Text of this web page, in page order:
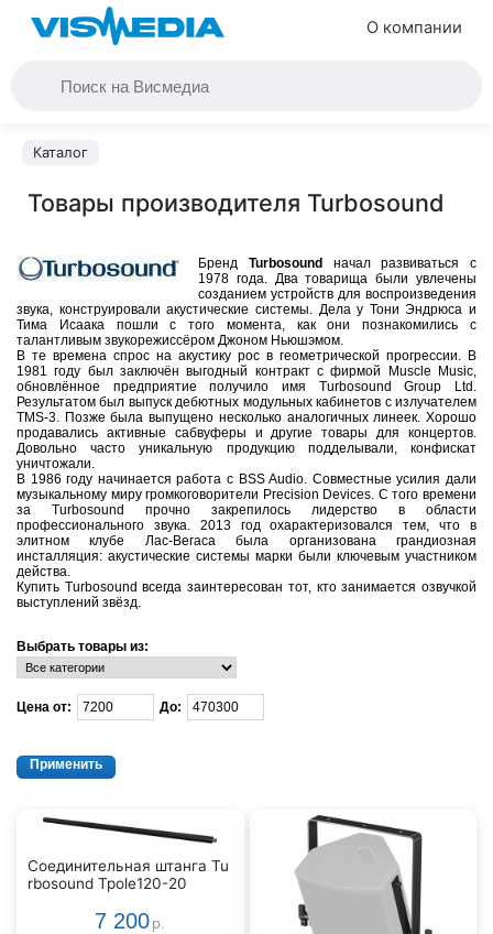
О компании
Каталог
Товары производителя Turbosound
Бренд Turbosound начал развиваться с
1978 года. Два товарища были увлечены
созданием устройств для воспроизведения
звука, конструировали акустические системы. Дела у Тони Эндрюса и
Тима Исаака пошли с того момента, как они познакомились с
талантливым звукорежиссёром Джоном Ньюшэмом.
В те времена спрос на акустику рос в геометрической прогрессии. В
1981 году был заключён выгодный контракт с фирмой Muscle Music,
обновлённое предприятие получило имя Turbosound Group Ltd.
Результатом был выпуск дебютных модульных кабинетов с излучателем
TMS-3. Позже была выпущено несколько аналогичных линеек. Хорошо
продавались активные сабвуферы и другие товары для концертов.
Довольно часто уникальную продукцию подделывали, конфискат
уничтожали.
В 1986 году начинается работа с BSS Audio. Совместные усилия дали
музыкальному миру громкоговорители Precision Devices. С того времени
за Turbosound прочно закрепилось лидерство в области
профессионального звука. 2013 год охарактеризовался тем, что в
элитном клубе Лас-Вегаса была организована грандиозная
инсталляция: акустические системы марки были ключевым участником
действа.
Купить Turbosound всегда заинтересован тот, кто занимается озвучкой
выступлений звёзд.
Выбрать товары из:
Цена от: До:
Соединительная штанга Tu
rbosound Tpole120-20
7 200 р.